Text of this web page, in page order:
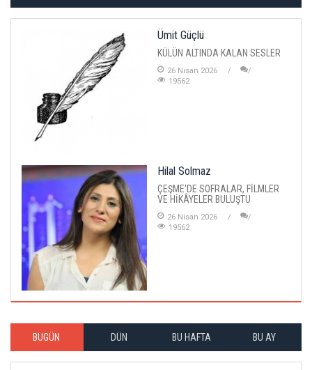
Ümit Güçlü
KÜLÜN ALTINDA KALAN SESLER
26 Nisan 2026
19562
Hilal Solmaz
ÇEŞME'DE SOFRALAR, FİLMLER
VE HİKÂYELER BULUŞTU
26 Nisan 2026
19562
BUGÜN DÜN BU HAFTA BU AY